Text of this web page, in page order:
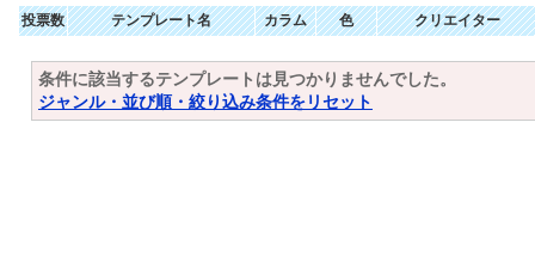
投票数 テンプレート名 カラム 色 クリエイター
条件に該当するテンプレートは見つかりませんでした。
ジャンル・並び順・絞り込み条件をリセット